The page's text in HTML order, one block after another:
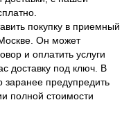
покупку в приемный
Он может
и оплатить услуги
доставку под ключ. В
предупредить
полной стоимости